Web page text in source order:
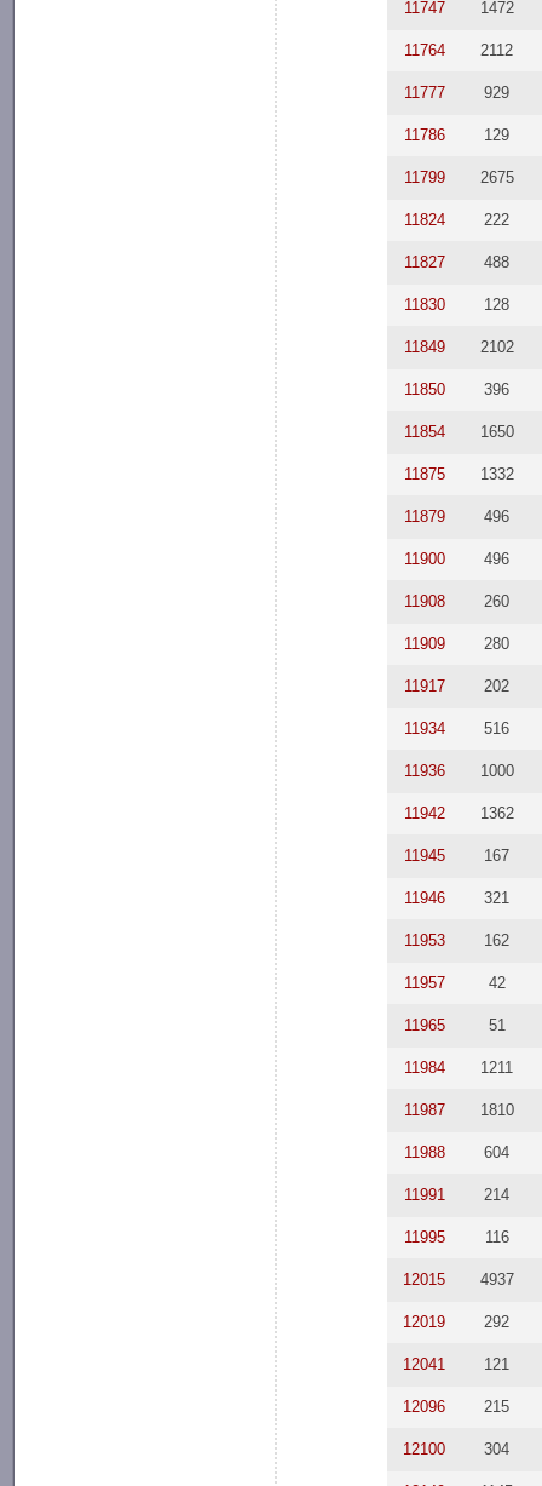
11747 1472
11764 2112
11777 929
11786 129
11799 2675
11824 222
11827 488
11830 128
11849 2102
11850 396
11854 1650
11875 1332
11879 496
11900 496
11908 260
11909 280
11917 202
11934 516
11936 1000
11942 1362
11945 167
11946 321
11953 162
11957 42
11965 51
11984 1211
11987 1810
11988 604
11991 214
11995 116
12015 4937
12019 292
12041 121
12096 215
12100 304